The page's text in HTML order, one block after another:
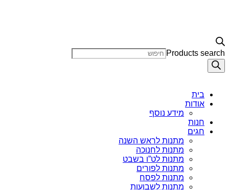
Products search
בית
אודות
מידע נוסף
חנות
חגים
מתנות לראש השנה
מתנות לחנוכה
מתנות לט”ו בשבט
מתנות לפורים
מתנות לפסח
מתנות לשבועות